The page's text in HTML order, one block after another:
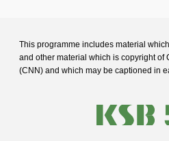
This programme includes material
and other material which is copyright of
(CNN) and which may be captioned in